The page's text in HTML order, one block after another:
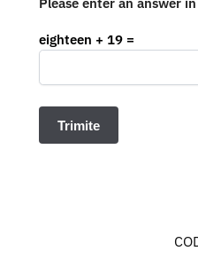
eighteen + 19 =